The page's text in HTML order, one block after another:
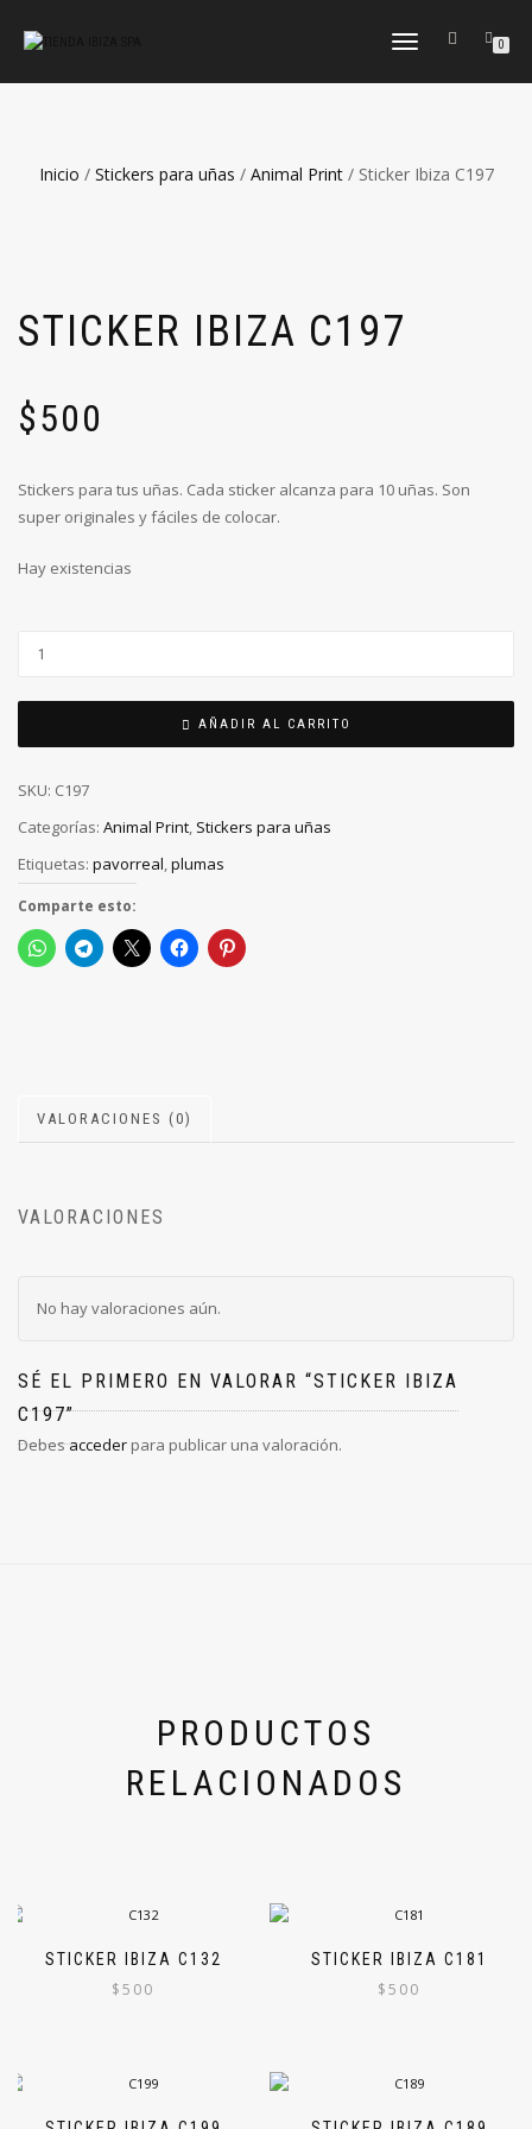
CAMBIAR
0
Inicio / Stickers para uñas / Animal Print/ Sticker Ibiza C197
STICKER IBIZA C197
$500
Stickers para tus uñas. Cada sticker alcanza para 10 uñas. Son
super originales y fáciles de colocar.
Hay existencias
AÑADIR AL CARRITO
SKU: C197
Categorías: Animal Print, Stickers para uñas
Etiquetas: pavorreal,plumas
Comparte esto:
VALORACIONES (0)
VALORACIONES
No hay valoraciones aún.
SÉ EL PRIMERO EN VALORAR “STICKER IBIZA
C197”
Debesacceder para publicar una valoración.
PRODUCTOS
RELACIONADOS
STICKER IBIZA C132
$500
STICKER IBIZA C181
$500